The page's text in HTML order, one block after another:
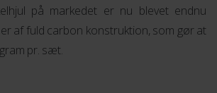
på markedet er nu blevet endnu
af fuld carbon konstruktion, som gør at
pr. sæt.